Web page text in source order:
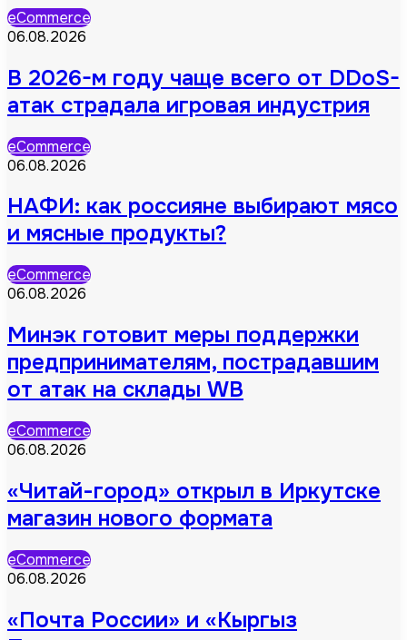
eCommerce
06.08.2026
В 2026-м году чаще всего от DDoS-
атак страдала игровая индустрия
eCommerce
06.08.2026
НАФИ: как россияне выбирают мясо
и мясные продукты?
eCommerce
06.08.2026
Минэк готовит меры поддержки
предпринимателям, пострадавшим
от атак на склады WB
eCommerce
06.08.2026
«Читай-город» открыл в Иркутске
магазин нового формата
eCommerce
06.08.2026
«Почта России» и «Кыргыз